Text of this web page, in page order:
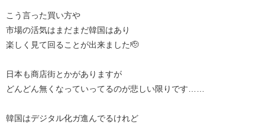
こう言った買い方や
市場の活気はまだまだ韓国はあり
楽しく見て回ることが出来ました🫡
日本も商店街とかがありますが
どんどん無くなっていってるのが悲しい限りです……
韓国はデジタル化ガ進んでるけれど